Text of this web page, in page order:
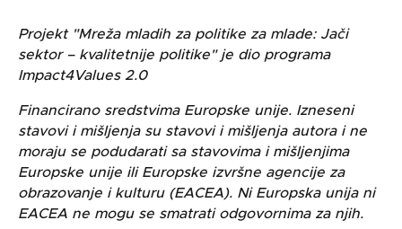
Projekt "Mreža mladih za politike za mlade: Jači
sektor – kvalitetnije politike" je dio programa
Impact4Values 2.0
Financirano sredstvima Europske unije. Izneseni
stavovi i mišljenja su stavovi i mišljenja autora i ne
moraju se podudarati sa stavovima i mišljenjima
Europske unije ili Europske izvršne agencije za
obrazovanje i kulturu (EACEA). Ni Europska unija ni
EACEA ne mogu se smatrati odgovornima za njih.